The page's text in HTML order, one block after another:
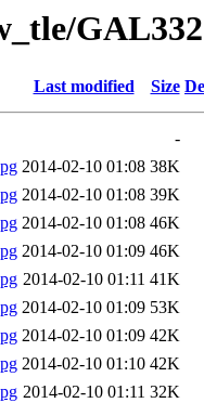
Last modified Size
-
2014-02-10 01:08 38K
2014-02-10 01:08 39K
2014-02-10 01:08 46K
2014-02-10 01:09 46K
2014-02-10 01:11 41K
2014-02-10 01:09 53K
2014-02-10 01:09 42K
2014-02-10 01:10 42K
2014-02-10 01:11 32K